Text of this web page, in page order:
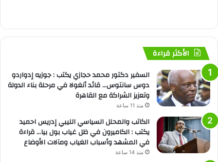
الأكثر قراءة
السفير دكتور محمد حجازي يكتب : جوزيه إدواردو
دوس سانتوس… قائد أنغولا في مرحلة بناء الدولة
وتعزيز الشراكة مع القاهرة
منذ 11 ساعة
الكاتب والمحلل السياسي الليبي إدريس احميد
يكتب : الكاميرون في ظل غياب بول بيا… قراءة
في المشهد وأسباب الغياب ومآلات الأوضاع
منذ 14 ساعة